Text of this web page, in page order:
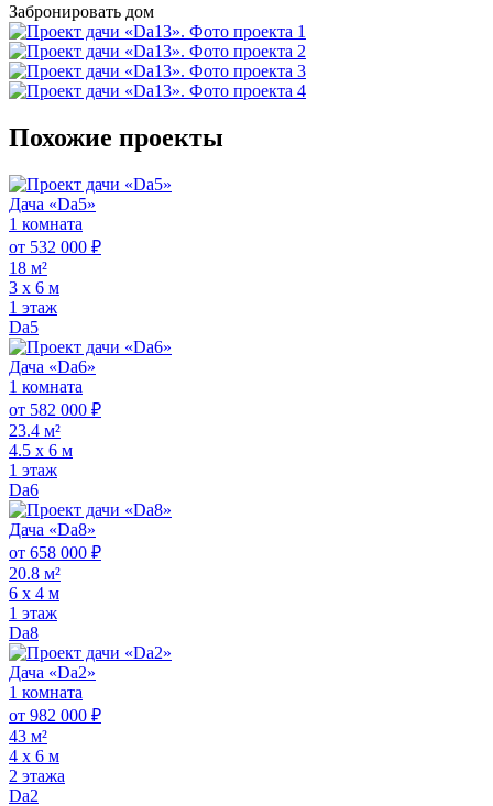
Забронировать дом
Похожие проекты
Дача «Da5»
1 комната
от 532 000 ₽
18 м²
3 х 6 м
1 этаж
Da5
Дача «Da6»
1 комната
от 582 000 ₽
23.4 м²
4.5 х 6 м
1 этаж
Da6
Дача «Da8»
от 658 000 ₽
20.8 м²
6 х 4 м
1 этаж
Da8
Дача «Da2»
1 комната
от 982 000 ₽
43 м²
4 х 6 м
2 этажа
Da2